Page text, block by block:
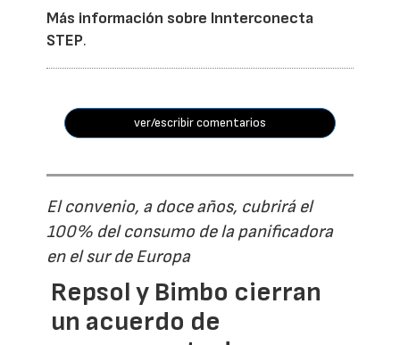
Más información sobre Innterconecta
STEP.
ver/escribir comentarios
El convenio, a doce años, cubrirá el
100% del consumo de la panificadora
en el sur de Europa
Repsol y Bimbo cierran
un acuerdo de